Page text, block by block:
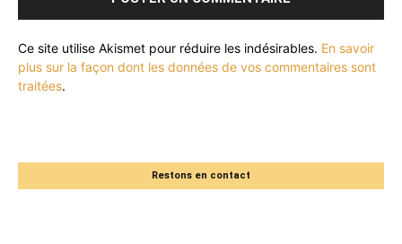
Ce site utilise Akismet pour réduire les indésirables. En savoir
plus sur la façon dont les données de vos commentaires sont
traitées.
Restons en contact